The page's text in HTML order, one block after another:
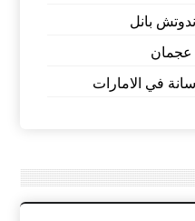
بانل
في الامارات